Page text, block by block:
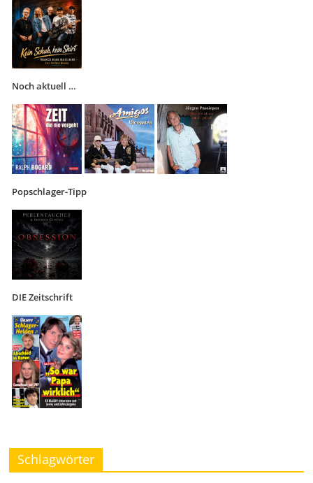
Noch aktuell …
Popschlager-Tipp
DIE Zeitschrift
Schlagwörter